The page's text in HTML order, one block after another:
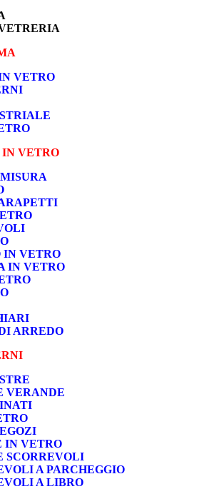
VETRO
VETRO
IN VETRO
IN VETRO
ARREDO
VERANDE
IN VETRO
SCORREVOLI
A PARCHEGGIO
A LIBRO